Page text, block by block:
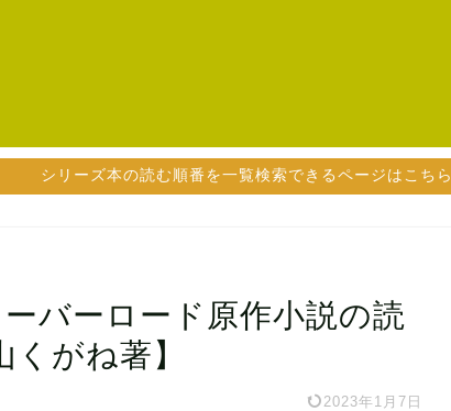
シリーズ本の読む順番を一覧検索できるページはこちら
バーロード原作小説の読
がね著】
2023年1月7日